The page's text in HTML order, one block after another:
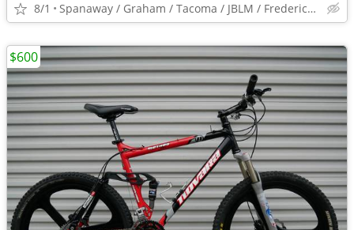
8/1 Spanaway / Graham / Tacoma / JBLM / Frederickson / Puyallup
$600